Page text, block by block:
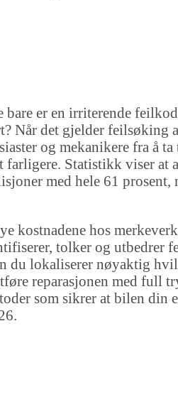
er en irriterende
Når det gjelder
og mekanikere fra å
Statistikk viser at
med hele 61 prosent,
kostnadene hos
tolker og utbedrer
du lokaliserer nøyaktig
reparasjonen med full
som sikrer at bilen din